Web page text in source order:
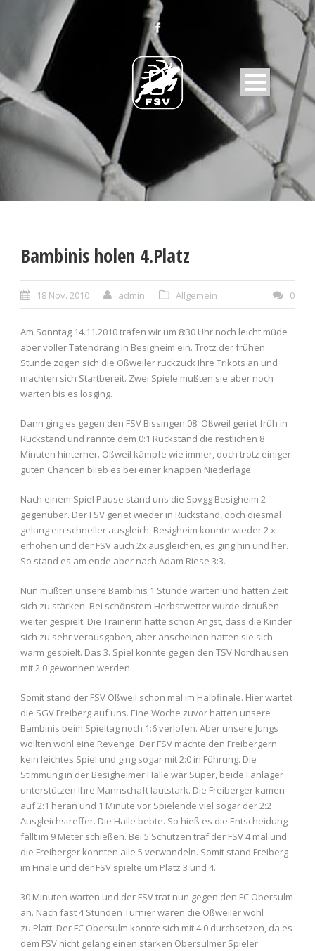
Bambinis holen 4.Platz
18 Nov. 2010 admin Allgemein 0
Am Sonntag 14.11.2010 trafen wir um 8:30 Uhr noch leicht müde
aber voller Tatendrang in Besigheim ein. Trotz der frühen
Stunde zogen sich die Oßweiler ruckzuck Ihre Trikots an und
machten sich Startbereit. Zwei Spiele mußten sie aber noch
warten bis es losging.
Dann ging es gegen den FSV Bissingen 08. Oßweil geriet früh in
Rückstand und rannte dem 0:1 Rückstand die restlichen 8
Minuten hinterher. Oßweil kämpfe wie immer, doch trotz einiger
guten Chancen blieb es bei einer knappen Niederlage.
Nach einem Spiel Pause stand uns die Spvgg Besigheim 2
gegenüber. Der FSV geriet wieder in Rückstand, doch diesmal
gelang ein schneller ausgleich. Besigheim konnte wieder 2 x
erhöhen und der FSV auch 2x ausgleichen, es ging hin und her.
So stand es am ende aber nach Adam Riese 3:3.
Nun mußten unsere Bambinis 1 Stunde warten und hatten Zeit
sich zu stärken. Bei schönstem Herbstwetter wurde draußen
weiter gespielt. Die Trainerin hatte schon Angst, dass die Kinder
sich zu sehr verausgaben, aber anscheinen hatten sie sich
warm gespielt. Das 3. Spiel konnte gegen den TSV Nordhausen
mit 2:0 gewonnen werden.
Somit stand der FSV Oßweil schon mal im Halbfinale. Hier wartet
die SGV Freiberg auf uns. Eine Woche zuvor hatten unsere
Bambinis beim Spieltag noch 1:6 verlofen. Aber unsere Jungs
wollten wohl eine Revenge. Der FSV machte den Freibergern
kein leichtes Spiel und ging sogar mit 2:0 in Führung. Die
Stimmung in der Besigheimer Halle war Super, beide Fanlager
unterstützen Ihre Mannschaft lautstark. Die Freiberger kamen
auf 2:1 heran und 1 Minute vor Spielende viel sogar der 2:2
Ausgleichstreffer. Die Halle bebte. So hieß es die Entscheidung
fällt im 9 Meter schießen. Bei 5 Schützen traf der FSV 4 mal und
die Freiberger konnten alle 5 verwandeln. Somit stand Freiberg
im Finale und der FSV spielte um Platz 3 und 4.
30 Minuten warten und der FSV trat nun gegen den FC Obersulm
an. Nach fast 4 Stunden Turnier waren die Oßweiler wohl
zu Platt. Der FC Obersulm konnte sich mit 4:0 durchsetzen, da es
dem FSV nicht gelang einen starken Obersulmer Spieler